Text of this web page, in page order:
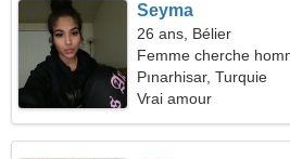
Seyma
26 ans, Bélier
Femme cherche
Pınarhisar, Turquie
Vrai amour